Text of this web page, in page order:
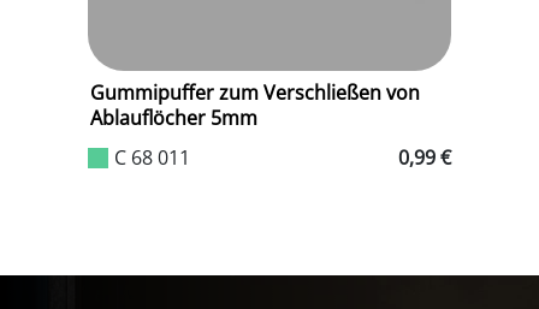
Gummipuffer zum Verschließen von
Ablauflöcher 5mm
C 68 011
0,99 €